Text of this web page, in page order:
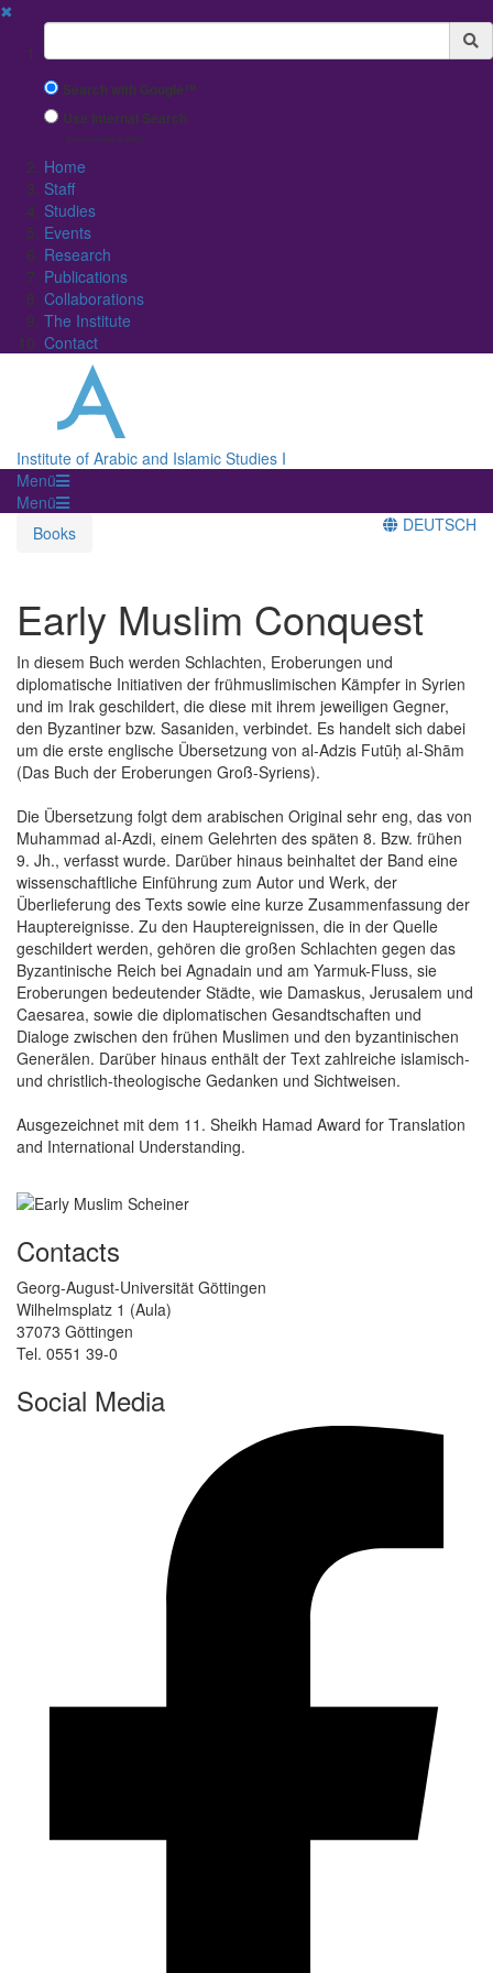
✖
Suchbegriff
Search with Google™
Use Internal Search
(limited result quality)
Home
Staff
Studies
Events
Research
Publications
Collaborations
The Institute
Contact
Institute of Arabic and Islamic Studies I
Menü
Menü
Books
DEUTSCH
Early Muslim Conquest
In diesem Buch werden Schlachten, Eroberungen und
diplomatische Initiativen der frühmuslimischen Kämpfer in Syrien
und im Irak geschildert, die diese mit ihrem jeweiligen Gegner,
den Byzantiner bzw. Sasaniden, verbindet. Es handelt sich dabei
um die erste englische Übersetzung von al-Adzis Futūḥ al-Shām
(Das Buch der Eroberungen Groß-Syriens).
Die Übersetzung folgt dem arabischen Original sehr eng, das von
Muhammad al-Azdi, einem Gelehrten des späten 8. Bzw. frühen
9. Jh., verfasst wurde. Darüber hinaus beinhaltet der Band eine
wissenschaftliche Einführung zum Autor und Werk, der
Überlieferung des Texts sowie eine kurze Zusammenfassung der
Hauptereignisse. Zu den Hauptereignissen, die in der Quelle
geschildert werden, gehören die großen Schlachten gegen das
Byzantinische Reich bei Agnadain und am Yarmuk-Fluss, sie
Eroberungen bedeutender Städte, wie Damaskus, Jerusalem und
Caesarea, sowie die diplomatischen Gesandtschaften und
Dialoge zwischen den frühen Muslimen und den byzantinischen
Generälen. Darüber hinaus enthält der Text zahlreiche islamisch-
und christlich-theologische Gedanken und Sichtweisen.
Ausgezeichnet mit dem 11. Sheikh Hamad Award for Translation
and International Understanding.
Contacts
Georg-August-Universität Göttingen
Wilhelmsplatz 1 (Aula)
37073 Göttingen
Tel. 0551 39-0
Social Media